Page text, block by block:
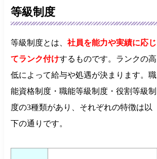
等級制度
等級制度とは、 社員を能力や実績に応じ
てランク付けするものです。ランクの高
低によって給与や処遇が決まります。職
能資格制度・職能等級制度・役割等級制
度の3種類があり、それぞれの特徴は以
下の通りです。